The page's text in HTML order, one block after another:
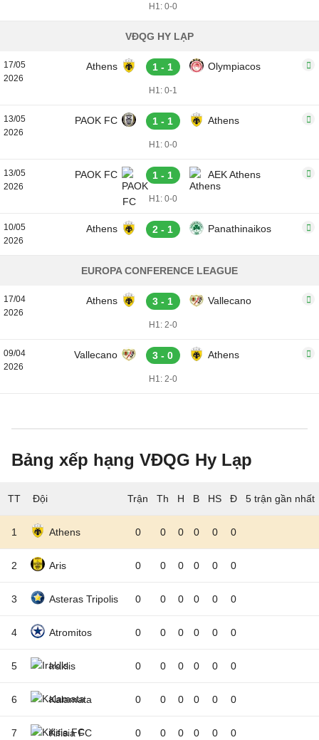
H1: 0-0
VĐQG HY LẠP
17/05
2026
Athens 1 - 1 Olympiacos
H1: 0-1
13/05
2026
PAOK FC 1 - 1 Athens
H1: 0-0
13/05
2026
PAOK FC 1 - 1 AEK Athens
H1: 0-0
10/05
2026
Athens 2 - 1 Panathinaikos
EUROPA CONFERENCE LEAGUE
17/04
2026
Athens 3 - 1 Vallecano
H1: 2-0
09/04
2026
Vallecano 3 - 0 Athens
H1: 2-0
Bảng xếp hạng VĐQG Hy Lạp
TT Đội 5 trận gần nhất
1 Athens 0 0 0 0 0 0
2 Aris 0 0 0 0 0 0
3 Asteras Tripolis 0 0 0 0 0 0
4 Atromitos 0 0 0 0 0 0
5 Iraklis 0 0 0 0 0 0
6 Kalamata 0 0 0 0 0 0
7 Kifisia FC 0 0 0 0 0 0